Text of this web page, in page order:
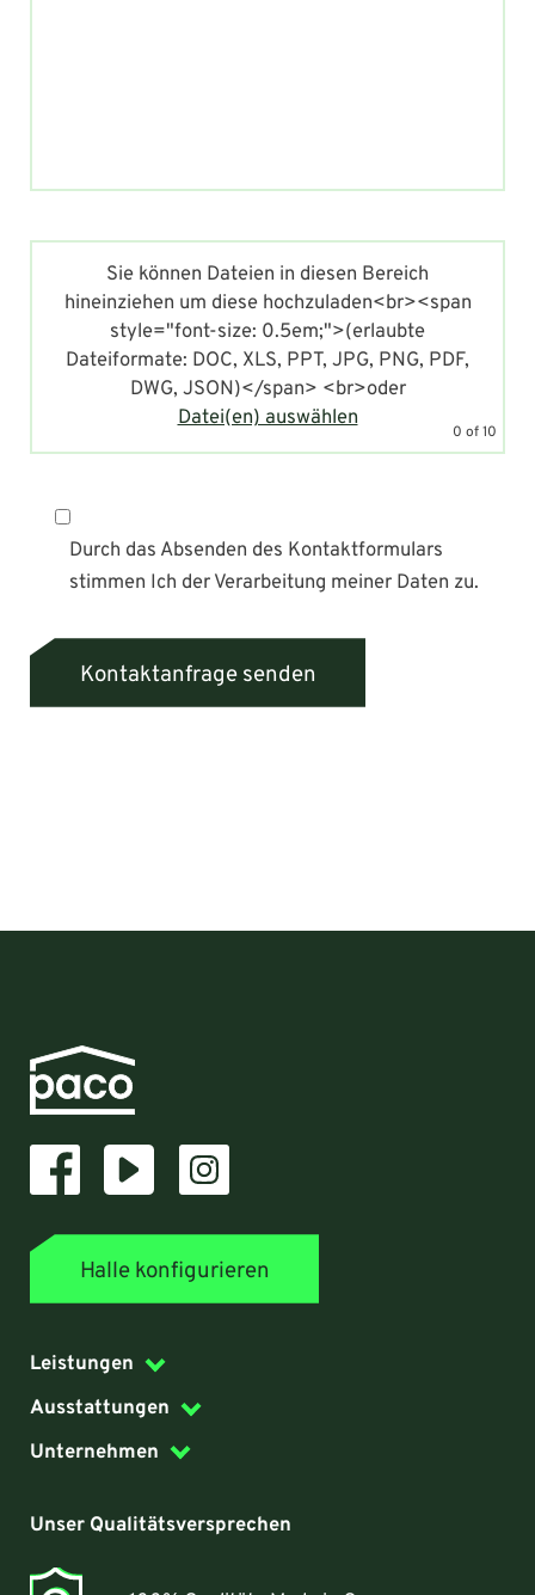
Sie können Dateien in diesen Bereich
hineinziehen um diese hochzuladen<br><span
style="font-size: 0.5em;">(erlaubte
Dateiformate: DOC, XLS, PPT, JPG, PNG, PDF,
DWG, JSON)</span> <br>oder
Datei(en) auswählen
0 of 10
Durch das Absenden des Kontaktformulars
stimmen Ich der Verarbeitung meiner Daten zu.
Kontaktanfrage senden
Halle konfigurieren
Leistungen
Ausstattungen
Unternehmen
Unser Qualitätsversprechen